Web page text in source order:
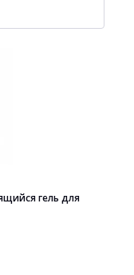
гель для